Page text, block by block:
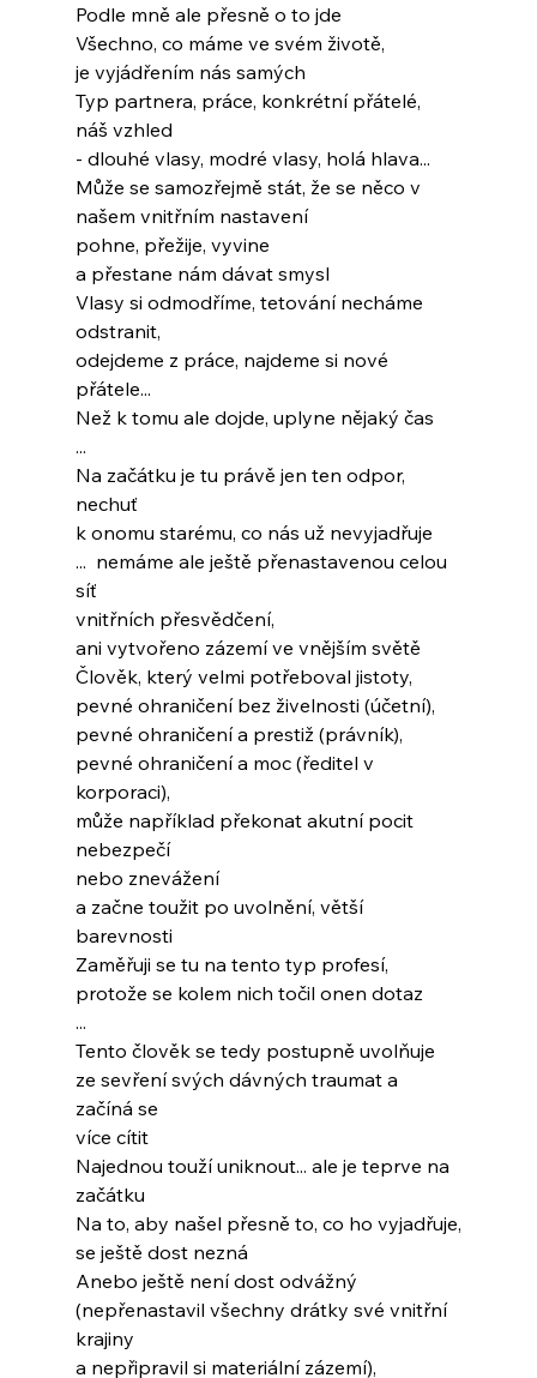
Podle mně ale přesně o to jde
Všechno, co máme ve svém životě,
je vyjádřením nás samých
Typ partnera, práce, konkrétní přátelé,
náš vzhled
- dlouhé vlasy, modré vlasy, holá hlava...
Může se samozřejmě stát, že se něco v
našem vnitřním nastavení
pohne, přežije, vyvine
a přestane nám dávat smysl
Vlasy si odmodříme, tetování necháme
odstranit,
odejdeme z práce, najdeme si nové
přátele...
Než k tomu ale dojde, uplyne nějaký čas
...
Na začátku je tu právě jen ten odpor,
nechuť
k onomu starému, co nás už nevyjadřuje
...  nemáme ale ještě přenastavenou celou
síť
vnitřních přesvědčení,
ani vytvořeno zázemí ve vnějším světě
Člověk, který velmi potřeboval jistoty,
pevné ohraničení bez živelnosti (účetní),
pevné ohraničení a prestiž (právník),
pevné ohraničení a moc (ředitel v
korporaci),
může například překonat akutní pocit
nebezpečí
nebo znevážení
a začne toužit po uvolnění, větší
barevnosti
Zaměřuji se tu na tento typ profesí,
protože se kolem nich točil onen dotaz
...
Tento člověk se tedy postupně uvolňuje
ze sevření svých dávných traumat a
začíná se
více cítit
Najednou touží uniknout... ale je teprve na
začátku
Na to, aby našel přesně to, co ho vyjadřuje,
se ještě dost nezná
Anebo ještě není dost odvážný
(nepřenastavil všechny drátky své vnitřní
krajiny
a nepřipravil si materiální zázemí),